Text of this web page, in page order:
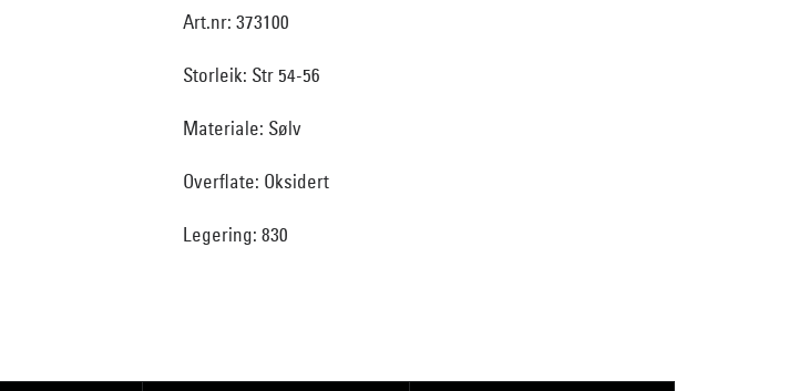
Art.nr: 373100
Storleik: Str 54-56
Materiale: Sølv
Overflate: Oksidert
Legering: 830